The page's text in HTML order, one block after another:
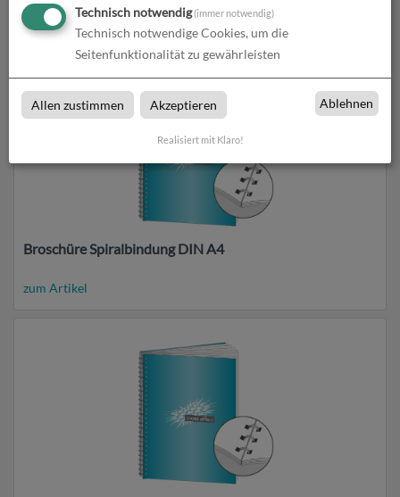
zum Artikel
Broschüre Spiralbindung DIN A4
zum Artikel
Technisch notwendig(immer notwendig)
Technisch notwendige Cookies, um die
Seitenfunktionalität zu gewährleisten
Allen zustimmen Akzeptieren Ablehnen
Realisiert mit Klaro!